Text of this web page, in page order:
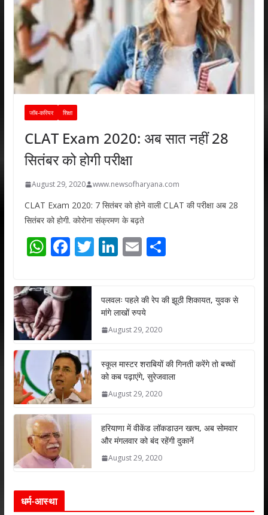
जॉब-करियर शिक्षा
CLAT Exam 2020: अब सात नहीं 28
सितंबर को होगी परीक्षा
August 29, 2020 www.newsofharyana.com
CLAT Exam 2020: 7 सितंबर को होने वाली CLAT की परीक्षा अब 28
सितंबर को होगी. कोरोना संक्रमण के बढ़ते
W
at
s
A
p
p
F
e
b
o
k
T
er
Li
e
dI
n
E
l
S
e
पलवलः पहले की रेप की झूठी शिकायत, युवक से
मांगे लाखों रुपये
August 29, 2020
स्कूल मास्टर शराबियों की गिनती करेंगे तो बच्चों
को कब पढ़ाएंगे, सुरेजवाला
August 29, 2020
हरियाणा में वीकेंड लॉकडाउन खत्म, अब सोमवार
और मंगलवार को बंद रहेंगी दुकानें
August 29, 2020
धर्म-आस्था